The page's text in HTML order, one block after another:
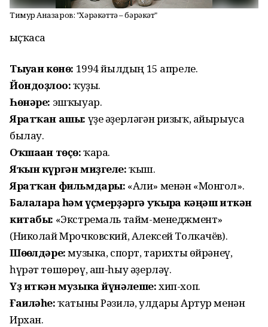
Тимур Аҡназаров: "Хәрәкәттә – бәрәкәт"
Ҡыҫҡаса
Тыуған көнө: 1994 йылдың 15 апреле.
Йондоҙлоғо:ҡуҙы.
Һөнәре: эшҡыуар.
Яратҡан ашы: үҙе әҙерләгән ризыҡ, айырыуса
былау.
Оҡшаған төҫө:ҡара.
Яҡын күргән миҙгеле:ҡыш.
Яратҡан фильмдары: «Али» менән «Монгол».
Балаларға һәм үҫмерҙәргә уҡырға кәңәш иткән
китабы: «Экстремаль тайм-менеджмент»
(Николай Мрочковский, Алексей Толкачёв).
Шөғөлдәре:музыка, спорт, тарихты өйрәнеү,
һүрәт төшөрөү, аш-һыу әҙерләү.
Үҙ иткән музыка йүнәлеше:хип-хоп.
Ғаиләһе:ҡатыны Рәзилә, улдары Артур менән
Ирхан.